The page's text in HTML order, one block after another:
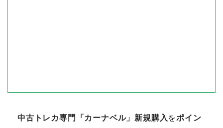
中古トレカ専門「カーナベル」新規購入 をポイン